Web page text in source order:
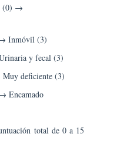
(0) →
Inmóvil (3)
y fecal (3)
deficiente (3)
Encamado
total de 0 a 15